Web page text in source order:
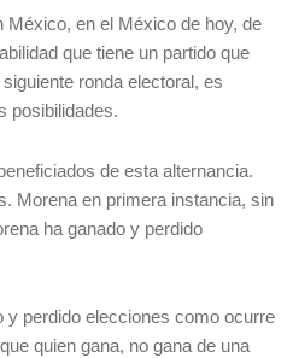
México, en el México de hoy, de
que tiene un partido que
ronda electoral, es
posibilidades.
de esta alternancia.
Morena en primera instancia, sin
ha ganado y perdido
y perdido elecciones como ocurre
quien gana, no gana de una